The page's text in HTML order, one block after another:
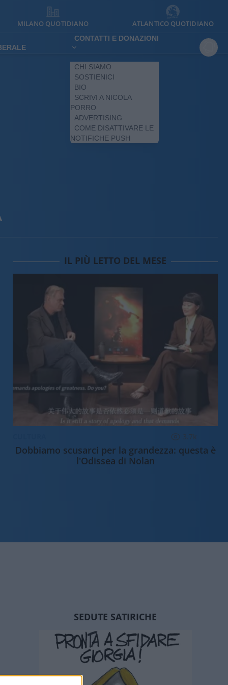
MILANO QUOTIDIANO ATLANTICO QUOTIDIANO
CONTATTI E DONAZIONI
CHI SIAMO
SOSTIENICI
BIO
SCRIVI A NICOLA
PORRO
ADVERTISING
COME DISATTIVARE LE
NOTIFICHE PUSH
IL PIÙ LETTO DEL MESE
3.7k
Dobbiamo scusarci per la grandezza: questa è
l'Odissea di Nolan
SEDUTE SATIRICHE